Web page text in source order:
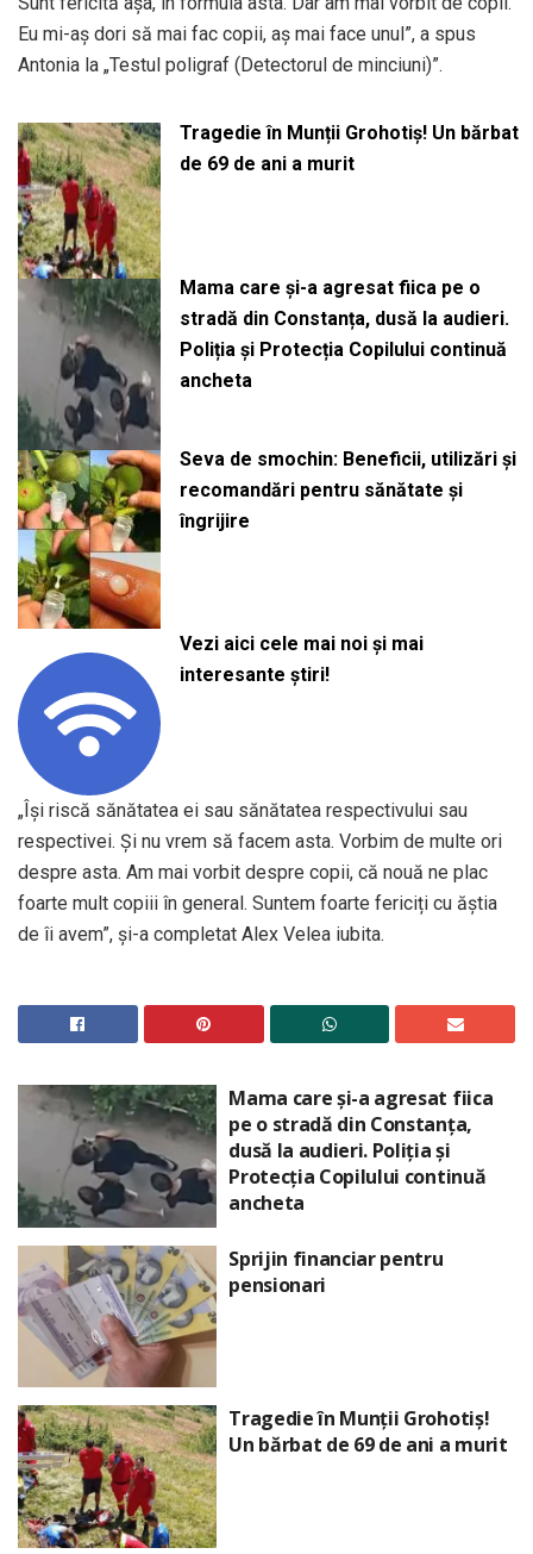
Eu mi-aș dori să mai fac copii, aș mai face unul”, a spus
Antonia la „Testul poligraf (Detectorul de minciuni)”.
Tragedie în Munții Grohotiș! Un bărbat
de 69 de ani a murit
Mama care și-a agresat fiica pe o
stradă din Constanța, dusă la audieri.
Poliția și Protecția Copilului continuă
ancheta
Seva de smochin: Beneficii, utilizări și
recomandări pentru sănătate și
îngrijire
Vezi aici cele mai noi și mai
interesante știri!
„Își riscă sănătatea ei sau sănătatea respectivului sau
respectivei. Și nu vrem să facem asta. Vorbim de multe ori
despre asta. Am mai vorbit despre copii, că nouă ne plac
foarte mult copiii în general. Suntem foarte fericiți cu ăștia
de îi avem”, și-a completat Alex Velea iubita.
Mama care și-a agresat fiica
pe o stradă din Constanța,
dusă la audieri. Poliția și
Protecția Copilului continuă
ancheta
Sprijin financiar pentru
pensionari
Tragedie în Munții Grohotiș!
Un bărbat de 69 de ani a murit